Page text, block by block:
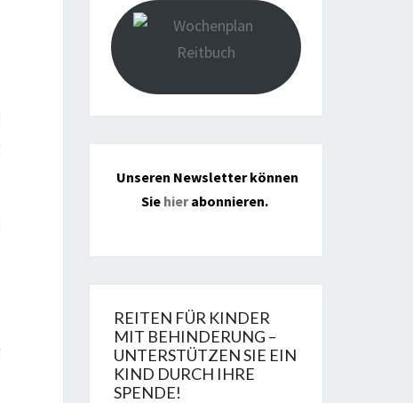
Unseren Newsletter können
Sie hierabonnieren.
REITEN FÜR KINDER
MIT BEHINDERUNG –
UNTERSTÜTZEN SIE EIN
KIND DURCH IHRE
SPENDE!